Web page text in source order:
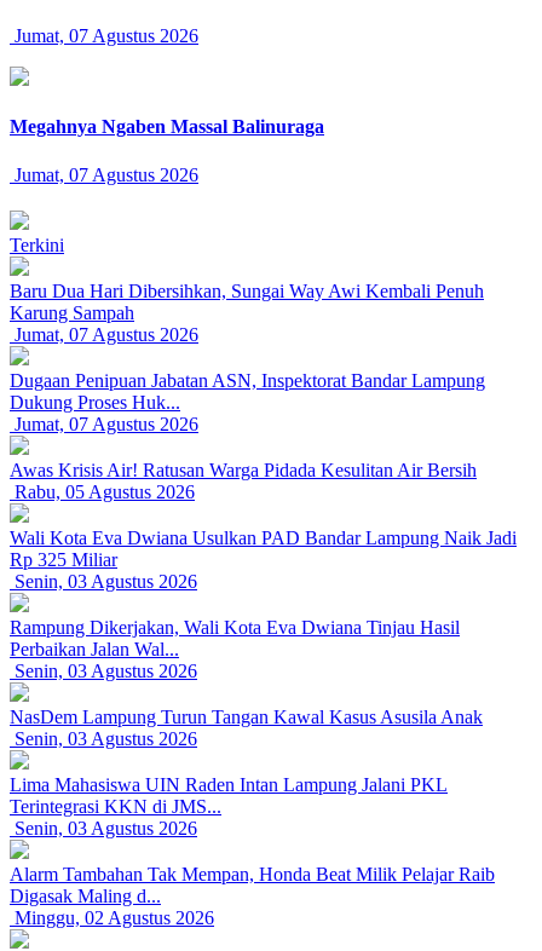
Jumat, 07 Agustus 2026
Megahnya Ngaben Massal Balinuraga
Jumat, 07 Agustus 2026
Terkini
Baru Dua Hari Dibersihkan, Sungai Way Awi Kembali Penuh
Karung Sampah
Jumat, 07 Agustus 2026
Dugaan Penipuan Jabatan ASN, Inspektorat Bandar Lampung
Dukung Proses Huk...
Jumat, 07 Agustus 2026
Awas Krisis Air! Ratusan Warga Pidada Kesulitan Air Bersih
Rabu, 05 Agustus 2026
Wali Kota Eva Dwiana Usulkan PAD Bandar Lampung Naik Jadi
Rp 325 Miliar
Senin, 03 Agustus 2026
Rampung Dikerjakan, Wali Kota Eva Dwiana Tinjau Hasil
Perbaikan Jalan Wal...
Senin, 03 Agustus 2026
NasDem Lampung Turun Tangan Kawal Kasus Asusila Anak
Senin, 03 Agustus 2026
Lima Mahasiswa UIN Raden Intan Lampung Jalani PKL
Terintegrasi KKN di JMS...
Senin, 03 Agustus 2026
Alarm Tambahan Tak Mempan, Honda Beat Milik Pelajar Raib
Digasak Maling d...
Minggu, 02 Agustus 2026